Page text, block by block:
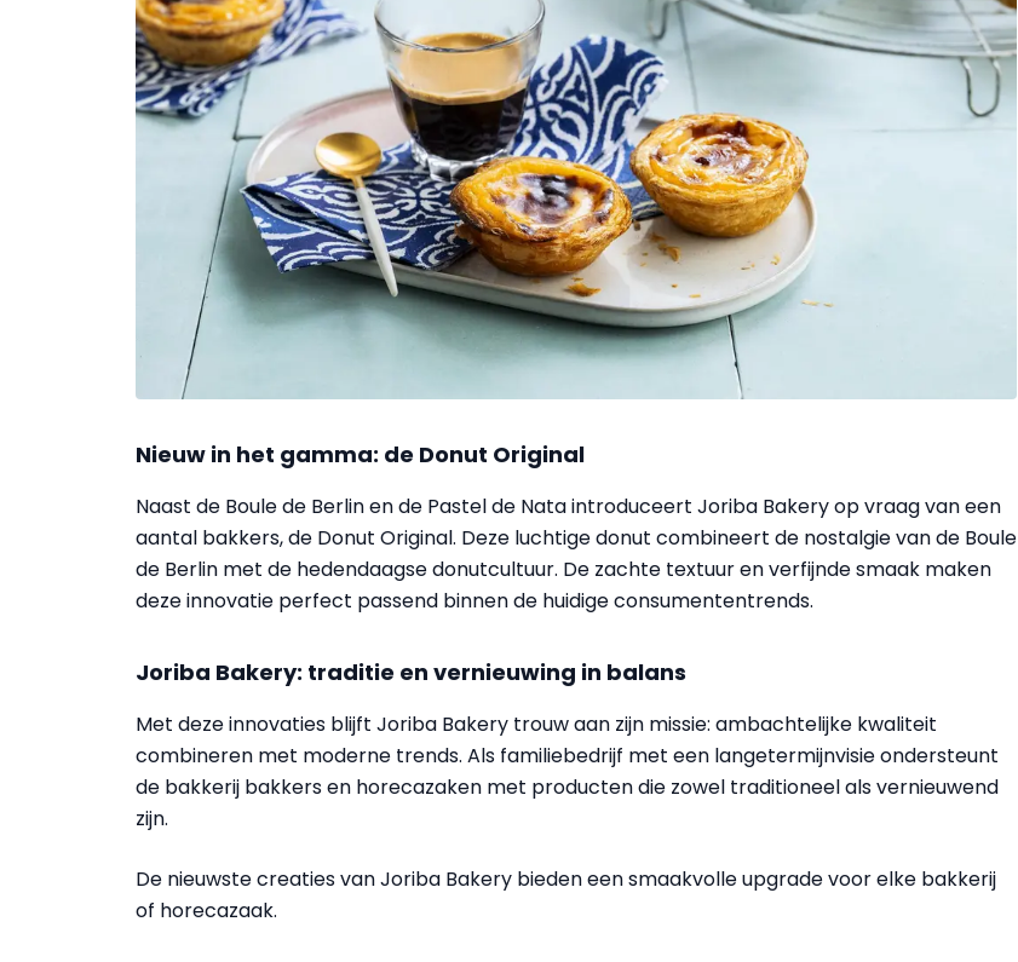
Nieuw in het gamma: de Donut Original
Naast de Boule de Berlin en de Pastel de Nata introduceert Joriba Bakery op vraag van een
aantal bakkers, de Donut Original. Deze luchtige donut combineert de nostalgie van de Boule
de Berlin met de hedendaagse donutcultuur. De zachte textuur en verfijnde smaak maken
deze innovatie perfect passend binnen de huidige consumententrends.
Joriba Bakery: traditie en vernieuwing in balans
Met deze innovaties blijft Joriba Bakery trouw aan zijn missie: ambachtelijke kwaliteit
combineren met moderne trends. Als familiebedrijf met een langetermijnvisie ondersteunt
de bakkerij bakkers en horecazaken met producten die zowel traditioneel als vernieuwend
zijn.
De nieuwste creaties van Joriba Bakery bieden een smaakvolle upgrade voor elke bakkerij
of horecazaak.